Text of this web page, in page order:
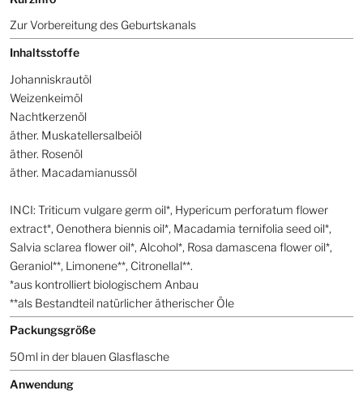
Zur Vorbereitung des Geburtskanals
Inhaltsstoffe
Johanniskrautöl
Weizenkeimöl
Nachtkerzenöl
äther. Muskatellersalbeiöl
äther. Rosenöl
äther. Macadamianussöl
INCI: Triticum vulgare germ oil*, Hypericum perforatum flower
extract*, Oenothera biennis oil*, Macadamia ternifolia seed oil*,
Salvia sclarea flower oil*, Alcohol*, Rosa damascena flower oil*,
Geraniol**, Limonene**, Citronellal**.
*aus kontrolliert biologischem Anbau
**als Bestandteil natürlicher ätherischer Öle
Packungsgröße
50ml in der blauen Glasflasche
Anwendung